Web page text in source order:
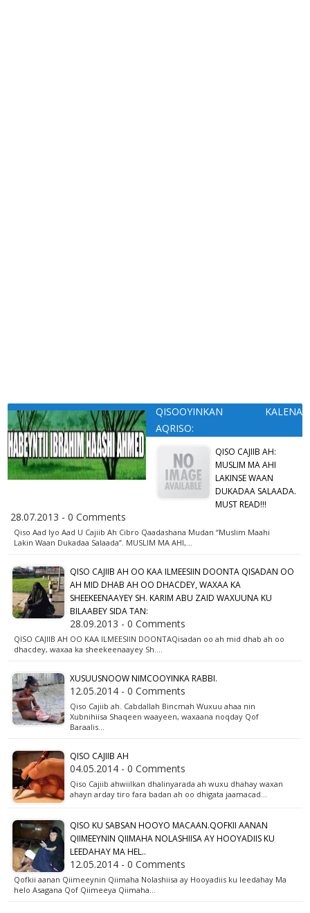
QISOOYINKAN KALENA
AQRISO:
QISO CAJIIB AH:
MUSLIM MA AHI
LAKINSE WAAN
DUKADAA SALAADA.
MUST READ!!!
28.07.2013 - 0 Comments
Qiso Aad Iyo Aad U Cajiib Ah Cibro Qaadashana Mudan “Muslim Maahi
Lakin Waan Dukadaa Salaada”. MUSLIM MA AHI,…
QISO CAJIIB AH OO KAA ILMEESIIN DOONTA QISADAN OO
AH MID DHAB AH OO DHACDEY, WAXAA KA
SHEEKEENAAYEY SH. KARIM ABU ZAID WAXUUNA KU
BILAABEY SIDA TAN:
28.09.2013 - 0 Comments
QISO CAJIIB AH OO KAA ILMEESIIN DOONTAQisadan oo ah mid dhab ah oo
dhacdey, waxaa ka sheekeenaayey Sh.…
XUSUUSNOOW NIMCOOYINKA RABBI.
12.05.2014 - 0 Comments
Qiso Cajiib ah. Cabdallah Bincmah Wuxuu ahaa nin
Xubnihiisa Shaqeen waayeen, waxaana noqday Qof
Baraalis…
QISO CAJIIB AH
04.05.2014 - 0 Comments
Qiso Cajiib ahwiilkan dhalinyarada ah wuxu dhahay waxan
ahayn arday tiro fara badan ah oo dhigata jaamacad…
QISO KU SABSAN HOOYO MACAAN.QOFKII AANAN
QIIMEEYNIN QIIMAHA NOLASHIISA AY HOOYADIIS KU
LEEDAHAY MA HEL..
12.05.2014 - 0 Comments
Qofkii aanan Qiimeeynin Qiimaha Nolashiisa ay Hooyadiis ku leedahay Ma
helo Asagana Qof Qiimeeya Qiimaha…